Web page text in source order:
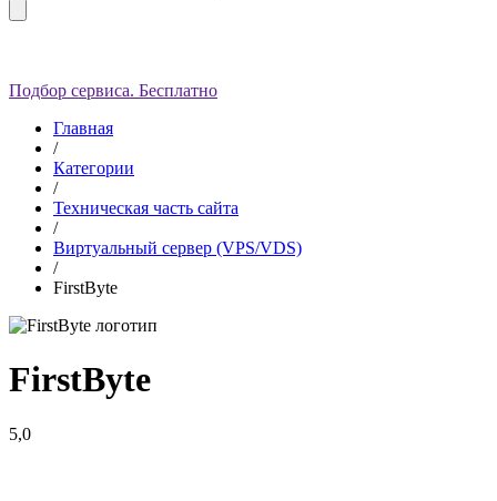
Подбор сервиса. Бесплатно
Главная
/
Категории
/
Техническая часть сайта
/
Виртуальный сервер (VPS/VDS)
/
FirstByte
FirstByte
5,0